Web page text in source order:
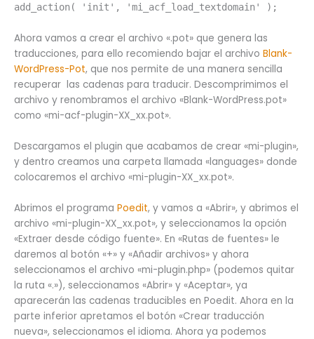
add_action( 'init', 'mi_acf_load_textdomain' );
Ahora vamos a crear el archivo «.pot» que genera las
traducciones, para ello recomiendo bajar el archivo Blank-
WordPress-Pot, que nos permite de una manera sencilla
recuperar las cadenas para traducir. Descomprimimos el
archivo y renombramos el archivo «Blank-WordPress.pot»
como «mi-acf-plugin-XX_xx.pot».
Descargamos el plugin que acabamos de crear «mi-plugin»,
y dentro creamos una carpeta llamada «languages» donde
colocaremos el archivo «mi-plugin-XX_xx.pot».
Abrimos el programa Poedit, y vamos a «Abrir», y abrimos el
archivo «mi-plugin-XX_xx.pot», y seleccionamos la opción
«Extraer desde código fuente». En «Rutas de fuentes» le
daremos al botón «+» y «Añadir archivos» y ahora
seleccionamos el archivo «mi-plugin.php» (podemos quitar
la ruta «.»), seleccionamos «Abrir» y «Aceptar», ya
aparecerán las cadenas traducibles en Poedit. Ahora en la
parte inferior apretamos el botón «Crear traducción
nueva», seleccionamos el idioma. Ahora ya podemos